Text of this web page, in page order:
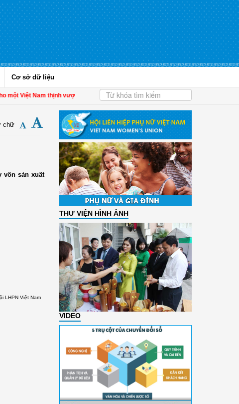
Cơ sở dữ liệu
Việt Nam thịnh vượng | Hội LHPN tỉnh Kiên Giang biểu dương phụ nữ tiêu biểu
chữ
vốn sản xuất
LHPN Việt Nam
THƯ VIỆN HÌNH ẢNH
VIDEO